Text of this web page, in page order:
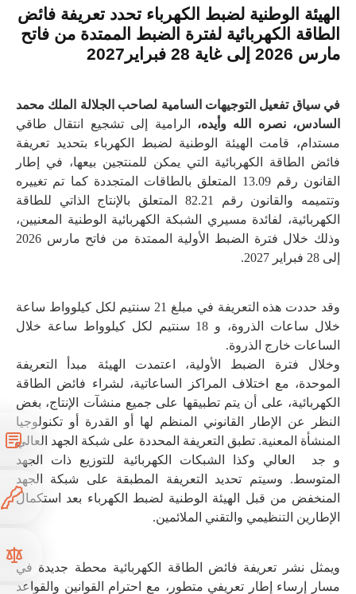
الهيئة الوطنية لضبط الكهرباء تحدد تعريفة فائض
الطاقة الكهربائية لفترة الضبط الممتدة من فاتح
مارس 2026 إلى غاية 28 فبراير2027
في سياق تفعيل التوجيهات السامية لصاحب الجلالة الملك محمد
السادس، نصره الله وأيده،
الرامية إلى تشجيع انتقال طاقي
مستدام، قامت الهيئة الوطنية لضبط الكهرباء بتحديد تعريفة
فائض الطاقة الكهربائية التي يمكن للمنتجين بيعها، في إطار
القانون رقم 13.09 المتعلق بالطاقات المتجددة كما تم تغييره
وتتميمه والقانون رقم 82.21 المتعلق بالإنتاج الذاتي للطاقة
الكهربائية، لفائدة مسيري الشبكة الكهربائية الوطنية المعنيين،
وذلك خلال فترة الضبط الأولية الممتدة من فاتح مارس 2026
إلى 28 فبراير 2027.
وقد حددت هذه التعريفة في مبلغ 21 سنتيم لكل كيلوواط ساعة
خلال ساعات الذروة، و 18 سنتيم لكل كيلوواط ساعة خلال
الساعات خارج الذروة.
وخلال فترة الضبط الأولية، اعتمدت الهيئة مبدأ التعريفة
الموحدة، مع اختلاف المراكز الساعاتية، لشراء فائض الطاقة
الكهربائية، على أن يتم تطبيقها على جميع منشآت الإنتاج، بغض
النظر عن الإطار القانوني المنظم لها أو القدرة أو تكنولوجيا
المنشأة المعنية. تطبق التعريفة المحددة على شبكة الجهد العالي
و جد العالي وكذا الشبكات الكهربائية للتوزيع ذات الجهد
المتوسط. وسيتم تحديد التعريفة المطبقة على شبكة الجهد
المنخفض من قبل الهيئة الوطنية لضبط الكهرباء بعد استكمال
الإطارين التنظيمي والتقني الملائمين.
ويمثل نشر تعريفة فائض الطاقة الكهربائية محطة جديدة في
مسار إرساء إطار تعريفي متطور، مع احترام القوانين والقواعد